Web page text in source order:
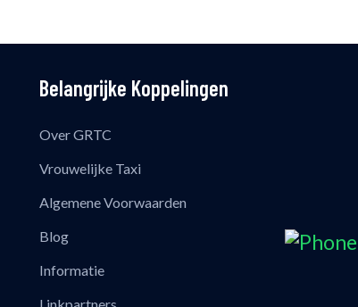
Belangrijke Koppelingen
Over GRTC
Vrouwelijke Taxi
Algemene Voorwaarden
Blog
Informatie